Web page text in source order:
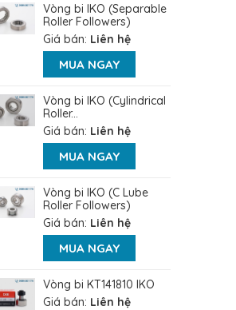
Vòng bi IKO (Separable
Roller Followers)
Giá bán: Liên hệ
MUA NGAY
Vòng bi IKO (Cylindrical
Roller...
Giá bán: Liên hệ
MUA NGAY
Vòng bi IKO (C Lube
Roller Followers)
Giá bán: Liên hệ
MUA NGAY
Vòng bi KT141810 IKO
Giá bán: Liên hệ